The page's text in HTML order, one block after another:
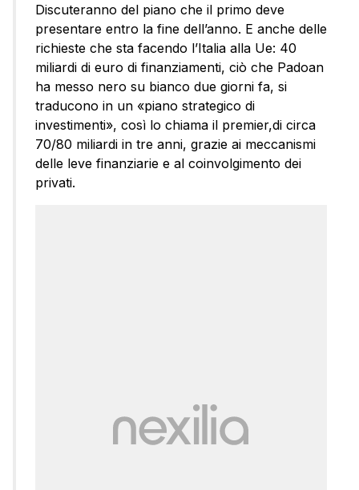
Discuteranno del piano che il primo deve
presentare entro la fine dell’anno. E anche delle
richieste che sta facendo l’Italia alla Ue: 40
miliardi di euro di finanziamenti, ciò che Padoan
ha messo nero su bianco due giorni fa, si
traducono in un «piano strategico di
investimenti», così lo chiama il premier,di circa
70/80 miliardi in tre anni, grazie ai meccanismi
delle leve finanziarie e al coinvolgimento dei
privati.